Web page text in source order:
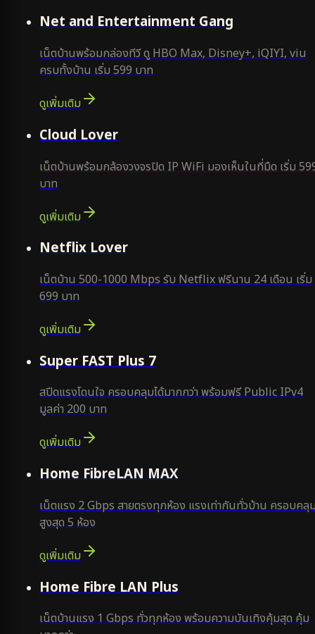
Net and Entertainment Gang
เน็ตบ้านพร้อมกล่องทีวี ดู HBO Max, Disney+, iQIYI, viu
ครบทั้งบ้าน เริ่ม 599 บาท
ดูเพิ่มเติม
Cloud Lover
เน็ตบ้านพร้อมกล้องวงจรปิด IP WiFi มองเห็นในที่มืด เริ่ม
บาท
ดูเพิ่มเติม
Netflix Lover
เน็ตบ้าน 500-1000 Mbps รับ Netflix ฟรีนาน 24 เดือน เริ่ม
699 บาท
ดูเพิ่มเติม
Super FAST Plus 7
สปีดแรงโดนใจ ครอบคลุมได้มากกว่า พร้อมฟรี Public IPv4
มูลค่า 200 บาท
ดูเพิ่มเติม
Home FibreLAN MAX
เน็ตแรง 2 Gbps สายตรงทุกห้อง แรงเท่ากันทั่วบ้าน ครอบคลุ
สูงสุด 5 ห้อง
ดูเพิ่มเติม
Home Fibre LAN Plus
เน็ตบ้านแรง 1 Gbps ทั่วทุกห้อง พร้อมความบันเทิงคุ้มสุด คุ้ม